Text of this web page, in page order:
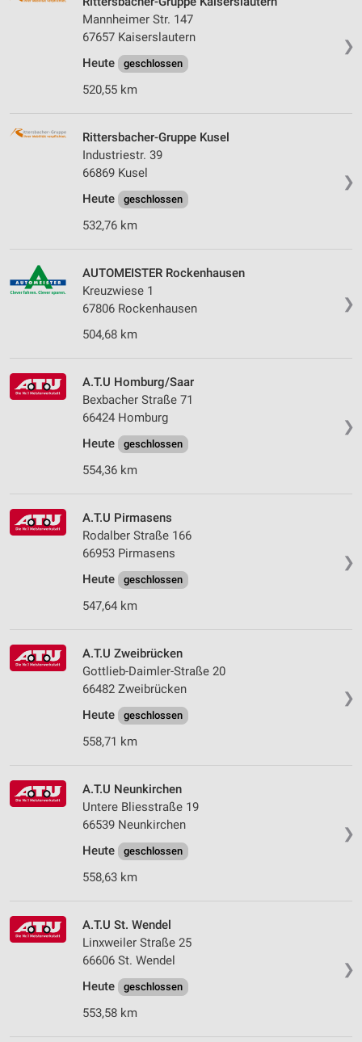
❯
Mannheimer Str. 147
67657 Kaiserslautern
Heute
geschlossen
520,55 km
❯
Rittersbacher-Gruppe Kusel
Industriestr. 39
66869 Kusel
Heute
geschlossen
532,76 km
❯
AUTOMEISTER Rockenhausen
Kreuzwiese 1
67806 Rockenhausen
504,68 km
❯
A.T.U Homburg/Saar
Bexbacher Straße 71
66424 Homburg
Heute
geschlossen
554,36 km
❯
A.T.U Pirmasens
Rodalber Straße 166
66953 Pirmasens
Heute
geschlossen
547,64 km
❯
A.T.U Zweibrücken
Gottlieb-Daimler-Straße 20
66482 Zweibrücken
Heute
geschlossen
558,71 km
❯
A.T.U Neunkirchen
Untere Bliesstraße 19
66539 Neunkirchen
Heute
geschlossen
558,63 km
❯
A.T.U St. Wendel
Linxweiler Straße 25
66606 St. Wendel
Heute
geschlossen
553,58 km